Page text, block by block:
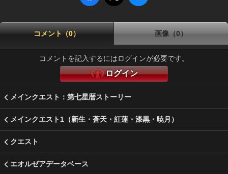
コメント（0） 画像（0）
コメントを記入するにはログインが必要です。
ログイン
メインクエスト：第七星暦ストーリー
メインクエスト1（新生・蒼天・紅蓮・漆黒・暁月）
クエスト
エオルゼアデータベース